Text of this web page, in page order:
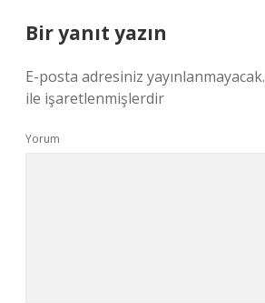
Bir yanıt yazın
E-posta adresiniz yayınlanmayacak.
ile işaretlenmişlerdir
Yorum